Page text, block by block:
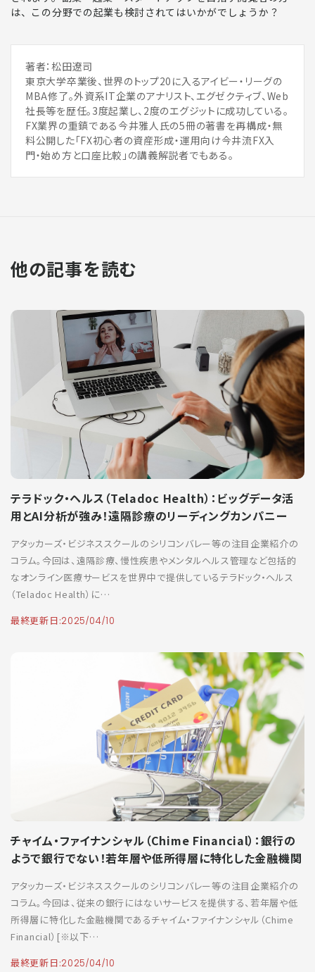
は、この分野での起業も検討されてはいかがでしょうか？
著者：松田遼司
東京大学卒業後、世界のトップ20に入るアイビー・リーグの
MBA修了。外資系IT企業のアナリスト、エグゼクティブ、Web
社長等を歴任。3度起業し、2度のエグジットに成功している。
FX業界の重鎮である今井雅人氏の5冊の著書を再構成・無
料公開した「FX初心者の資産形成・運用向け今井流FX入
門・始め方と口座比較」の講義解説者でもある。
他の記事を読む
テラドック・ヘルス（Teladoc Health）：ビッグデータ活
用とAI分析が強み！遠隔診療のリーディングカンパニー
アタッカーズ・ビジネススクールのシリコンバレー等の注目企業紹介の
コラム。今回は、遠隔診療、慢性疾患やメンタルヘルス管理など包括的
なオンライン医療サービスを世界中で提供しているテラドック・ヘルス
（Teladoc Health）に…
最終更新日:2025/04/10
チャイム・ファイナンシャル（Chime Financial）：銀行の
ようで銀行でない！若年層や低所得層に特化した金融機関
アタッカーズ・ビジネススクールのシリコンバレー等の注目企業紹介の
コラム。今回は、従来の銀行にはないサービスを提供する、若年層や低
所得層に特化した金融機関であるチャイム・ファイナンシャル（Chime
Financial）[※以下…
最終更新日:2025/04/10